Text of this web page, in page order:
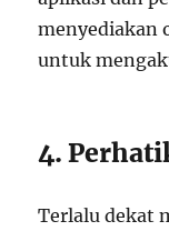
menyediakan
untuk
4.
Terlalu dekat